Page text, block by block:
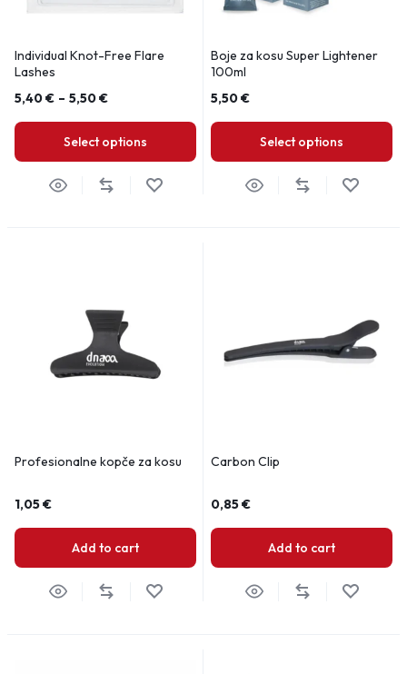
Individual Knot-Free Flare
Lashes
5,40€ – 5,50€
Select options
Boje za kosu Super Lightener
100ml
5,50€
Select options
Profesionalne kopče za kosu
1,05€
Add to cart
Carbon Clip
0,85€
Add to cart